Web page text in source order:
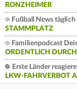
RONZHEIMER
Fußball News täglich
STAMMPLATZ
Familienpodcast
ORDENTLICH
Erste Länder
LKW-FAHRVERBOT